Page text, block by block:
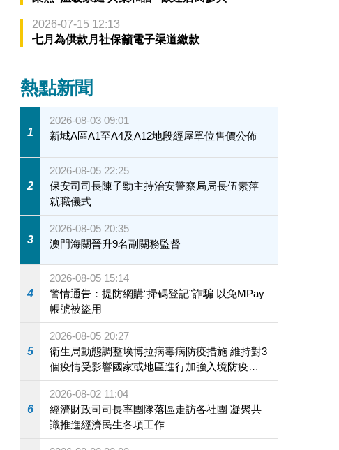
2026-07-15 12:13
七月為供款月社保籲電子渠道繳款
熱點新聞
1
2026-08-03 09:01
新城A區A1至A4及A12地段經屋單位售價公佈
2
2026-08-05 22:25
保安司司長陳子勁主持治安警察局局長伍素萍
就職儀式
3
2026-08-05 20:35
澳門海關晉升9名副關務監督
4
2026-08-05 15:14
警情通告：提防網購“掃碼登記”詐騙 以免MPay
帳號被盜用
5
2026-08-05 20:27
衛生局動態調整埃博拉病毒病防疫措施 維持對3
個疫情受影響國家或地區進行加強入境防疫措
施
6
2026-08-02 11:04
經濟財政司司長率團隊落區走訪各社團 凝聚共
識推進經濟民生各項工作